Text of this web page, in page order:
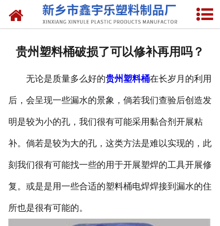
网站首页
联系我们
贵州塑料桶破损了可以修补再用吗？
无论是质量多么好的贵州塑料桶在长岁月的利用
后，会呈现一些漏水的景象，倘若我们查验后创造发
明是较为小的孔，我们很有可能采用黏合剂开展粘
补。倘若是较为大的孔，这类方法是难以实现的，此
刻我们很有可能找一些的用于开展塑焊的工具开展修
复。或是是用一些合适的塑料桶电焊焊接到漏水的住
所也是很有可能的。